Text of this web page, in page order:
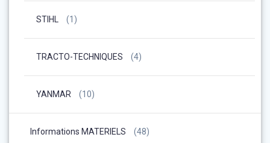
STIHL (1)
TRACTO-TECHNIQUES (4)
YANMAR (10)
Informations MATERIELS (48)